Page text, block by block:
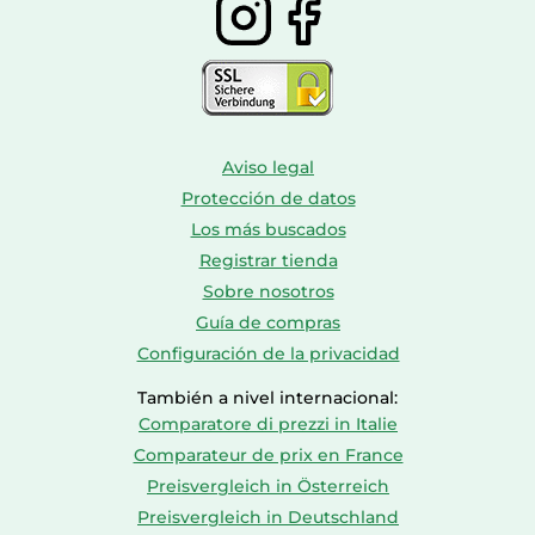
Aviso legal
Protección de datos
Los más buscados
Registrar tienda
Sobre nosotros
Guía de compras
Configuración de la privacidad
También a nivel internacional:
Comparatore di prezzi in Italie
Comparateur de prix en France
Preisvergleich in Österreich
Preisvergleich in Deutschland